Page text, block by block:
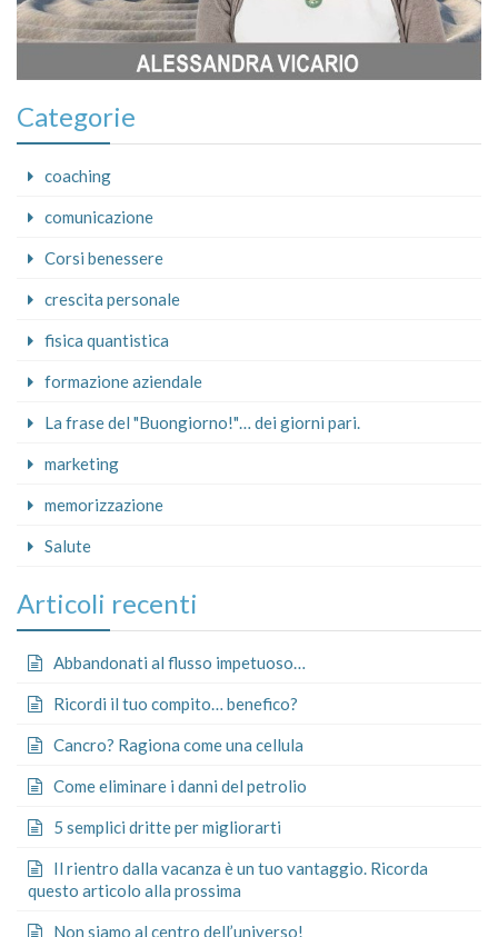
Categorie
coaching
comunicazione
Corsi benessere
crescita personale
fisica quantistica
formazione aziendale
La frase del "Buongiorno!"… dei giorni pari.
marketing
memorizzazione
Salute
Articoli recenti
Abbandonati al flusso impetuoso…
Ricordi il tuo compito… benefico?
Cancro? Ragiona come una cellula
Come eliminare i danni del petrolio
5 semplici dritte per migliorarti
Il rientro dalla vacanza è un tuo vantaggio. Ricorda
questo articolo alla prossima
Non siamo al centro dell’universo!